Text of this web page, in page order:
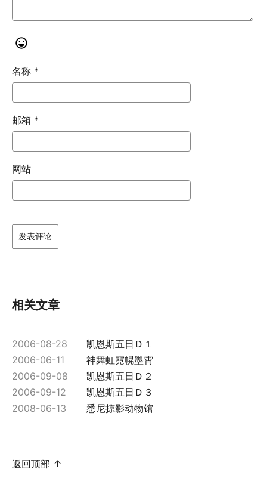
名称 *
邮箱 *
网站
相关文章
2006-08-28
凯恩斯五日Ｄ１
2006-06-11
神舞虹霓幌墨霄
2006-09-08
凯恩斯五日Ｄ２
2006-09-12
凯恩斯五日Ｄ３
2008-06-13
悉尼掠影动物馆
返回顶部 ↑